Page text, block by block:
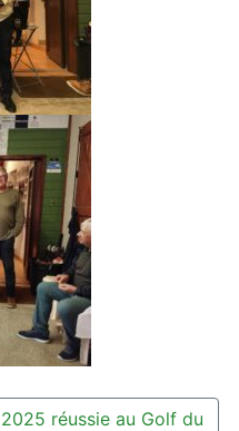
réussie au Golf du